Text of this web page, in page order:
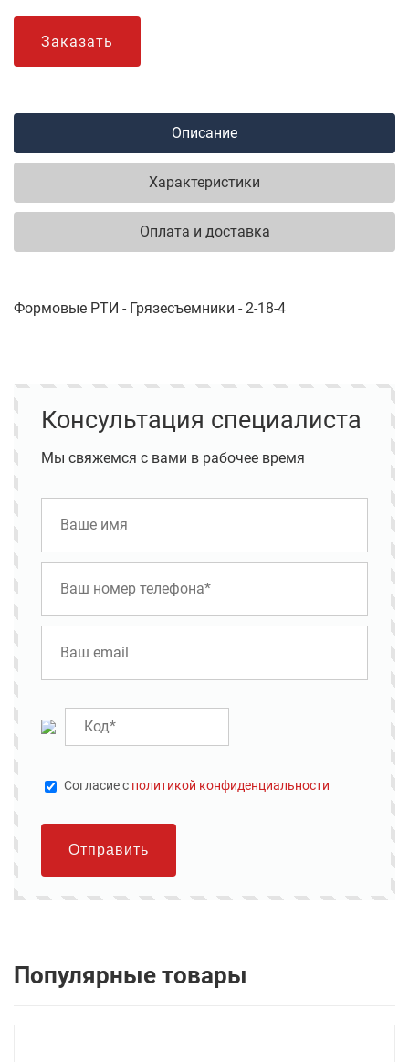
Заказать
Описание
Характеристики
Оплата и доставка
Формовые РТИ - Грязесъемники - 2-18-4
Консультация специалиста
Мы свяжемся с вами в рабочее время
Cогласие с политикой конфиденциальности
Отправить
Популярные товары